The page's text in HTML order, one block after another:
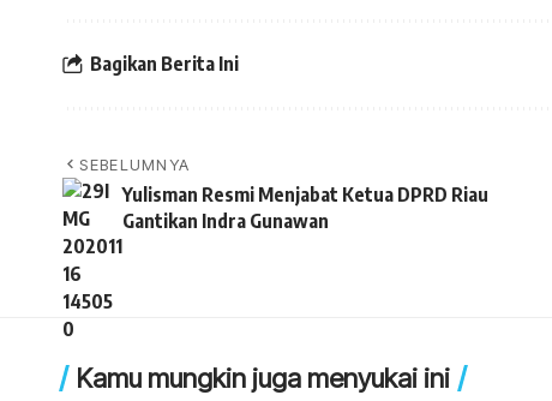
Bagikan Berita Ini
SEBELUMNYA
Yulisman Resmi Menjabat Ketua DPRD Riau
Gantikan Indra Gunawan
Kamu mungkin juga menyukai ini